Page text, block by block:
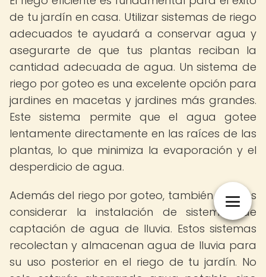
de tu jardín en casa. Utilizar sistemas de riego
adecuados te ayudará a conservar agua y
asegurarte de que tus plantas reciban la
cantidad adecuada de agua. Un sistema de
riego por goteo es una excelente opción para
jardines en macetas y jardines más grandes.
Este sistema permite que el agua gotee
lentamente directamente en las raíces de las
plantas, lo que minimiza la evaporación y el
desperdicio de agua.
Además del riego por goteo, también puedes
considerar la instalación de sistemas de
captación de agua de lluvia. Estos sistemas
recolectan y almacenan agua de lluvia para
su uso posterior en el riego de tu jardín. No